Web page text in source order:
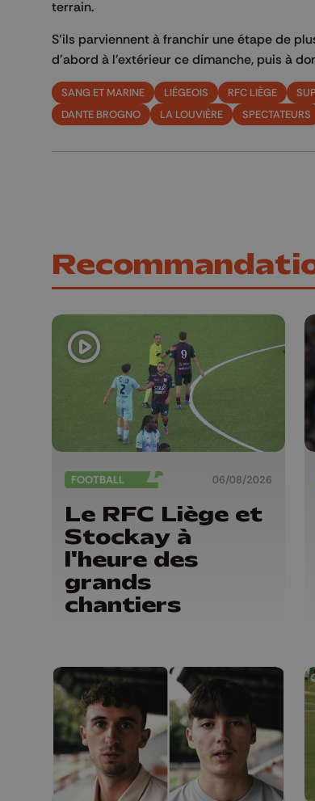
terrain.
S’ils parviennent à franchir une étape de
d'abord à l'extérieur ce dimanche, puis à
SANG ET MARINE LIÉGEOIS RFC LIÈGE
DANTE BROGNO
LA LOUVIÈRE SPECTATEURS
FOOTBALL 06/08/2026
Le RFC Liège et
Stockay à
l'heure des
grands
chantiers